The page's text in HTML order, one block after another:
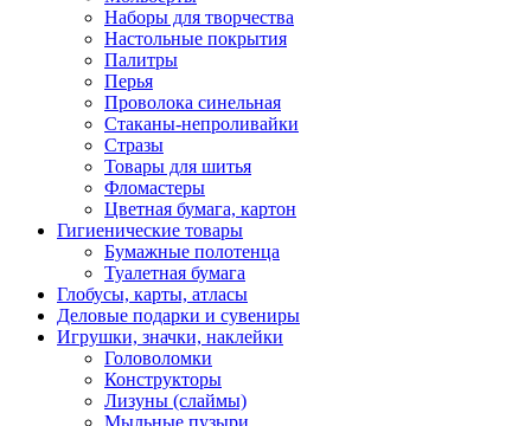
Наборы для творчества
Настольные покрытия
Палитры
Перья
Проволока синельная
Стаканы-непроливайки
Стразы
Товары для шитья
Фломастеры
Цветная бумага, картон
Гигиенические товары
Бумажные полотенца
Туалетная бумага
Глобусы, карты, атласы
Деловые подарки и сувениры
Игрушки, значки, наклейки
Головоломки
Конструкторы
Лизуны (слаймы)
Мыльные пузыри